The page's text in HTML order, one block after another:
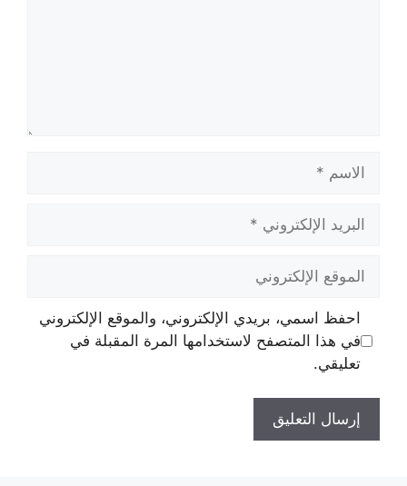
الإلكتروني
الإلكتروني
احفظ اسمي، بريدي الإلكتروني، والموقع الإلكتروني
في هذا المتصفح لاستخدامها المرة المقبلة في
تعليقي.